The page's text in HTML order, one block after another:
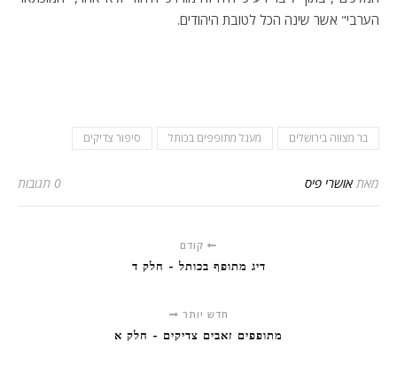
הערבי" אשר שינה הכל לטובת היהודים.
בר מצווה בירושלים מעגל מתופפים בכותל סיפור צדיקים
מאתאושרי פיס 0 תגובות
קודם
דיג מתופף בכותל - חלק ד
חדש יותר
מתופפים זאבים צדיקים - חלק א